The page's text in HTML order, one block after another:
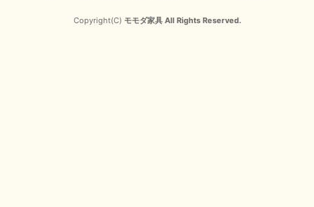
Copyright(C) モモダ家具 All Rights Reserved.